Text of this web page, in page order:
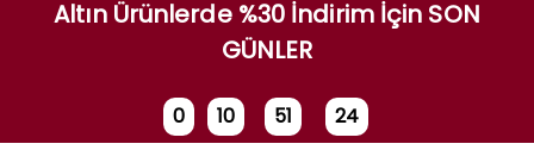
Altın Ürünlerde %30 İndirim İçin SON
GÜNLER
0 10 51 24